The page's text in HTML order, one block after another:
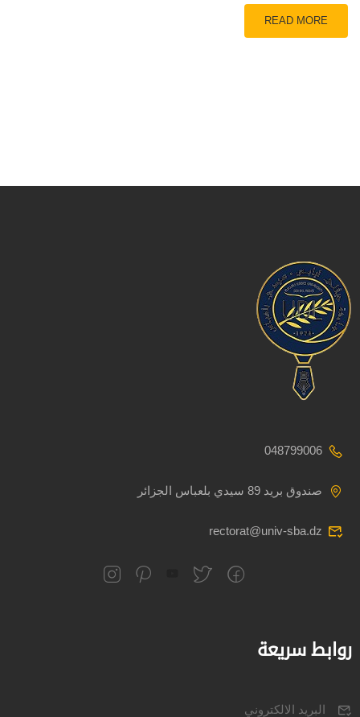
READ MORE
048799006
صندوق بريد 89 سيدي بلعباس الجزائر
rectorat@univ-sba.dz
روابط سريعة
البريد الالكتروني